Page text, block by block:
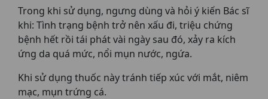
Trong khi sử dụng, ngưng dùng và hỏi ý kiến Bác sĩ
khi: Tình trạng bệnh trở nên xấu đi, triệu chứng
bệnh hết rồi tái phát vài ngày sau đó, xảy ra kích
ứng da quá mức, nổi mụn nước, ngứa.
Khi sử dụng thuốc này tránh tiếp xúc với mắt, niêm
mạc, mụn trứng cá.